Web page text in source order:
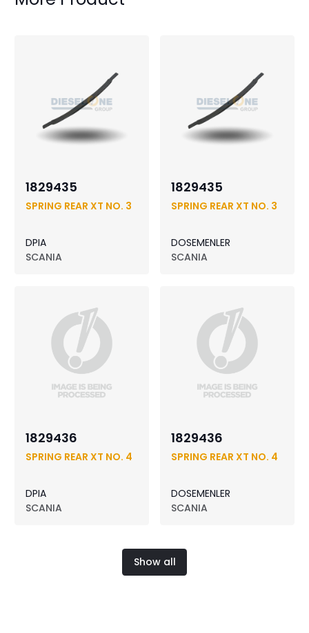
1829435
SPRING REAR XT NO. 3
DPIA
SCANIA
1829435
SPRING REAR XT NO. 3
DOSEMENLER
SCANIA
1829436
SPRING REAR XT NO. 4
DPIA
SCANIA
1829436
SPRING REAR XT NO. 4
DOSEMENLER
SCANIA
Show all